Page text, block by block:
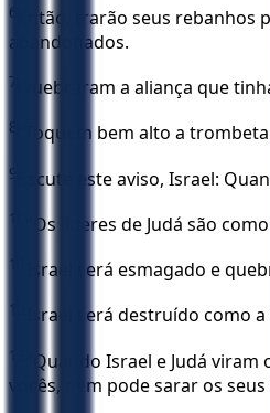
6
Então, trarão seus rebanhos
abandonados.
7 Quebraram a aliança que
8 “Toquem bem alto a
9 Escute este aviso, Israel:
10 “Os líderes de Judá são
11 Israel será esmagado e
12 Israel será destruído como
13
“Quando Israel e Judá
vocês, nem pode sarar os